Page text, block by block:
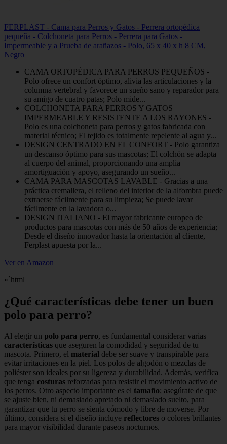
FERPLAST - Cama para Perros y Gatos - Perrera ortopédica
pequeña - Colchoneta para Perros - Perrera para Gatos -
Impermeable y a Prueba de arañazos - Polo, 65 x 40 x h 8 CM,
Negro
CAMA ORTOPÉDICA PARA PERROS PEQUEÑOS -
Polo ofrece un confort óptimo, alivia las articulaciones y la
columna vertebral y favorece un sueño sano y reparador para
su amigo de cuatro patas; Polo mide...
COLCHONETA PARA PERROS Y GATOS
IMPERMEABLE Y RESISTENTE A LOS RAYONES -
Polo es una colchoneta para perros y gatos fabricada con
material técnico; El tejido es totalmente repelente al agua y...
DESIGN CENTRADO EN EL CONFORT - Polo garantiza
un descanso óptimo para sus mascotas; El colchón se adapta
al cuerpo del animal, proporcionando una amplia
amortiguación y apoyo, asegurando un sueño...
CAMA PARA MASCOTAS LAVABLE - Gracias a una
práctica cremallera, el relleno del interior de la alfombra puede
extraerse fácilmente para su limpieza; Se puede lavar
fácilmente en la lavadora o...
DESIGN ITALIANO - El mayor fabricante europeo de
productos para mascotas con más de 50 años de experiencia;
Desde el diseño innovador hasta la orientación al cliente,
Ferplast apuesta por la...
Ver en Amazon
«`html
¿Qué características debe tener un buen
polo para perro?
Al elegir un polo para perro, es fundamental considerar varias
características que aseguren la comodidad y seguridad de tu
mascota. Primero, el material debe ser suave y transpirable para
evitar irritaciones en la piel. Los polos de algodón o mezclas de
poliéster son ideales por su ligereza y durabilidad. Además, verifica
que tenga costuras reforzadas para resistir el movimiento activo de
los perros. Otro aspecto importante es el tamaño; asegúrate de que
se ajuste bien, ni demasiado apretado ni demasiado suelto, para
garantizar que tu perro se sienta cómodo y libre de moverse. Por
último, considera si el diseño incluye reflectores o colores brillantes
para mayor visibilidad durante paseos nocturnos.